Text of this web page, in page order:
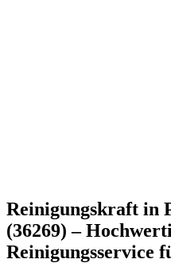
Reinigungskraft in
(36269) –
Reinigungsservice